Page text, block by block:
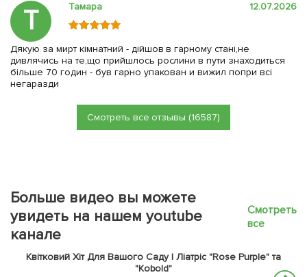
Т Тамара 12.07.2026
Дякую за мирт кімнатний - дійшов в гарному стані,не
дивлячись на те,що прийшлось рослини в пути знаходиться
більше 70 годин - був гарно упакован и вижил попри всі
негаразди
Смотреть все отзывы (16587)
Больше видео вы можете
увидеть на нашем youtube
канале
Смотреть
все
Квітковий Хіт Для Вашого Саду | Ліатріс "Rose Purple" та
"Kobold"